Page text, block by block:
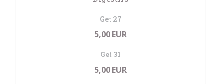
Get 27
5,00 EUR
Get 31
5,00 EUR